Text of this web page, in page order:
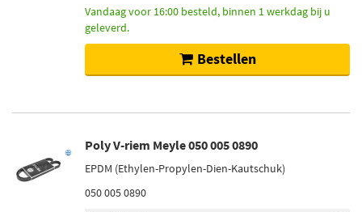
Vandaag voor 16:00 besteld, binnen 1 werkdag bij u
geleverd.
Bestellen
Poly V-riem Meyle 050 005 0890
EPDM (Ethylen-Propylen-Dien-Kautschuk)
050 005 0890